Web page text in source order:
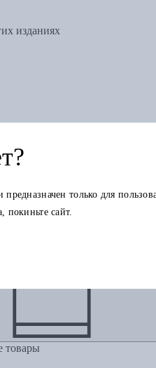
изданиях
товары
только для
сайт.